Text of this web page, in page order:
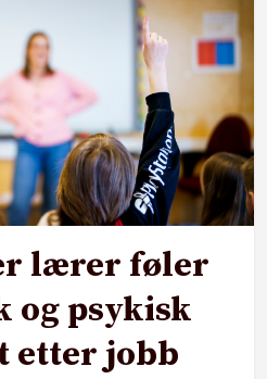
lærer føler
og psykisk
etter jobb